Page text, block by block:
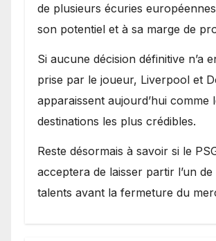
de plusieurs écuries
son potentiel et à sa marge de
Si aucune décision définitive n’a
prise par le joueur, Liverpool et
apparaissent aujourd’hui comme
destinations les plus crédibles.
Reste désormais à savoir si le
acceptera de laisser partir l’un de
talents avant la fermeture du